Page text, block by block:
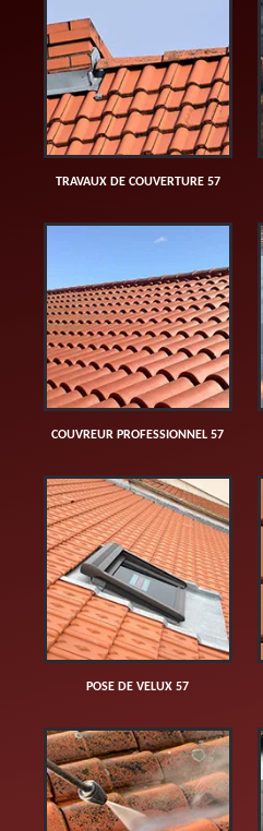
TRAVAUX DE COUVERTURE 57
COUVREUR PROFESSIONNEL 57
POSE DE VELUX 57